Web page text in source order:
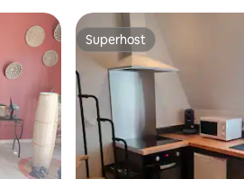
Superhost
Superhost